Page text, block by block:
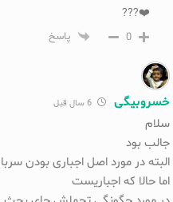
❤️???
0 پاسخ
خسروبیگی
سلام
جالب بود
البته در مورد اصل اجباری بودن
اما حالا که اجباریست